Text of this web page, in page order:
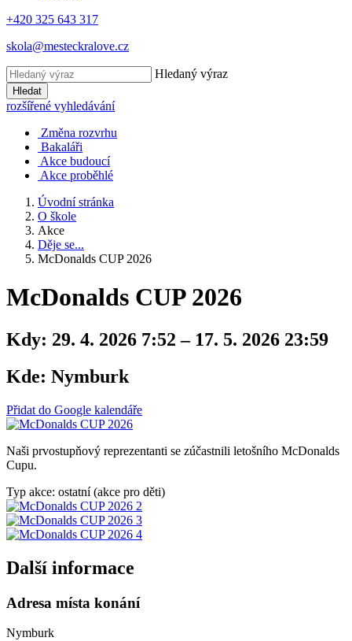
+420 325 643 317
skola@mesteckralove.cz
Hledaný výraz
Hledat
rozšířené vyhledávání
Změna rozvrhu
Bakaláři
Akce budoucí
Akce proběhlé
Úvodní stránka
O škole
Akce
Děje se...
McDonalds CUP 2026
McDonalds CUP 2026
Kdy: 29. 4. 2026 7:52 – 17. 5. 2026 23:59
Kde: Nymburk
Přidat do Google kalendáře
Naši prvostupňový reprezentanti se zúčastnili letošního McDonalds
Cupu.
Typ akce: ostatní (akce pro děti)
Další informace
Adresa místa konání
Nymburk